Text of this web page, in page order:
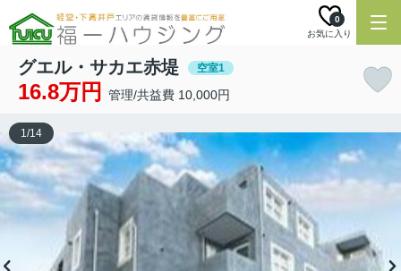
お気に入り
0
グエル・サカエ赤堤 空室1
16.8万円 管理/共益費 10,000円
1/14